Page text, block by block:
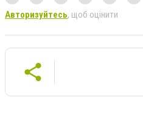
Авторизуйтесь, щоб оцінити